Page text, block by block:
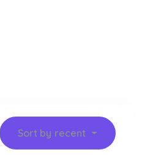
Sort by recent